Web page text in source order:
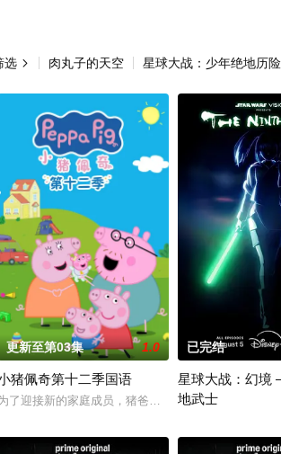
选  肉丸子的天空 星球大战：少年绝地历
浪猫，在残酷的人类世界中求生存、寻找陪伴，同
更新至第03集 1.0
猪佩奇第十二季国语
了迎接新的家庭成员，猪爸爸和猪妈妈不得不准备
已完结
星球大战：幻境
地武士